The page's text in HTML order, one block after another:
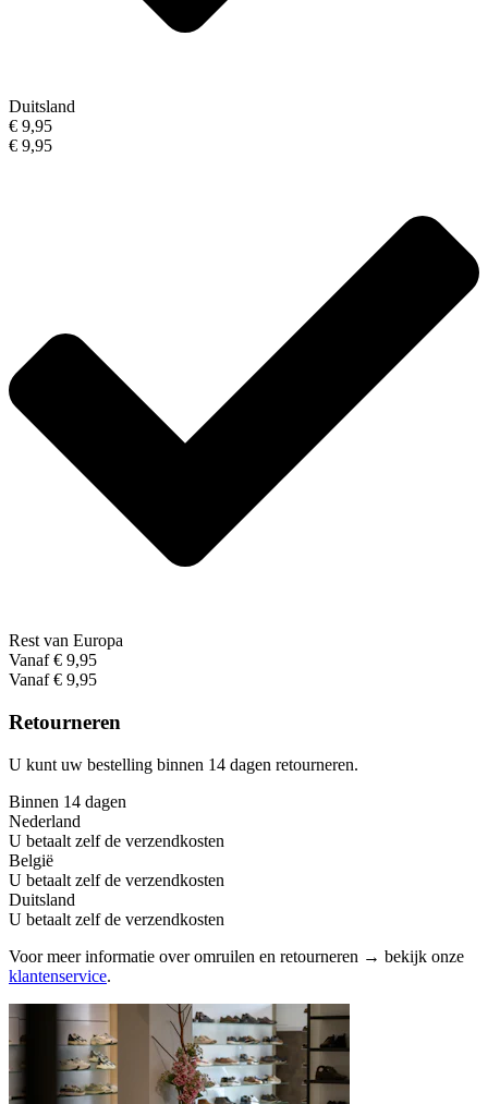
Duitsland
€ 9,95
€ 9,95
Rest van Europa
Vanaf € 9,95
Vanaf € 9,95
Retourneren
U kunt uw bestelling binnen 14 dagen retourneren.
Binnen 14 dagen
Nederland
U betaalt zelf de verzendkosten
België
U betaalt zelf de verzendkosten
Duitsland
U betaalt zelf de verzendkosten
Voor meer informatie over omruilen en retourneren → bekijk onze
klantenservice.